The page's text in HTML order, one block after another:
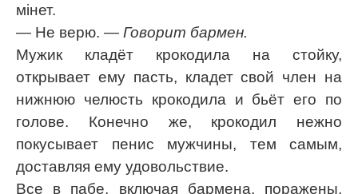
мiнет.
— Не верю. — Говорит бармен.
Мужик кладёт крокодила на стойку,
открывает ему пасть, кладет свой член на
нижнюю челюсть крокодила и бьёт его по
голове. Конечно же, крокодил нежно
покусывает пенис мужчины, тем самым,
доставляя ему удовольствие.
Все в пабе, включая бармена, поражены.